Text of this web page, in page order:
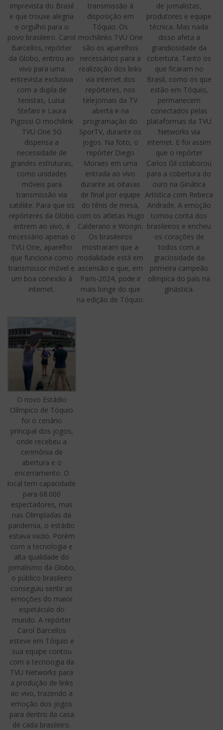
imprevista do Brasil
e que trouxe alegria
e orgulho para o
povo brasileiro. Carol
Barcellos, repórter
da Globo, entrou ao
vivo para uma
entrevista exclusiva
com a dupla de
tenistas, Luisa
Stefani e Laura
Pigossi O mochilink
TVU One 5G
dispensa a
necessidade de
grandes estruturas,
como unidades
móveis para
transmissão via
satélite. Para que os
repórteres da Globo
entrem ao vivo, é
necessário apenas o
TVU One, aparelho
que funciona como
transmissor móvel e
um boa conexão à
internet.
transmissão à
disposição em
Tóquio. Os
mochilinks TVU One
são os aparelhos
necessários para a
realização dos links
via internet dos
repórteres, nos
telejornais da TV
aberta e na
programação do
SporTV, durante os
jogos. Na foto, o
repórter Diego
Moraes em uma
entrada ao vivo
durante as oitavas
de final por equipe
do tênis de mesa,
com os atletas Hugo
Calderano e Woojin.
Os brasileiros
mostraram que a
modalidade está em
ascensão e que, em
Paris-2024, pode ir
mais longe do que
na edição de Tóquio.
de jornalistas,
produtores e equipe
técnica. Mas nada
disso afeta a
grandiosidade da
cobertura. Tanto os
que ficaram no
Brasil, como os que
estão em Tóquio,
permanecem
conectados pelas
plataformas da TVU
Networks via
internet. E foi assim
que o repórter
Carlos Gil colaborou
para a cobertura do
ouro na Ginática
Artística com Rebeca
Andrade. A emoção
tomou conta dos
brasileiros e encheu
os corações de
todos com a
graciosidade da
primeira campeão
olímpica do país na
ginástica.
O novo Estádio
Olímpico de Tóquio
foi o cenário
principal dos jogos,
onde recebeu a
cerimônia de
abertura e o
encerramento. O
local tem capacidade
para 68.000
espectadores, mas
nas Olimpíadas da
pandemia, o estádio
estava vazio. Porém
com a tecnologia e
alta qualidade do
jornalismo da Globo,
o público brasileiro
conseguiu sentir as
emoções do maior
espetáculo do
mundo. A repórter
Carol Barcellos
esteve em Tóquio e
sua equipe contou
com a tecnoogia da
TVU Networks para
a produção de links
ao vivo, trazendo a
emoção dos jogos
para dentro da casa
de cada brasileiro.